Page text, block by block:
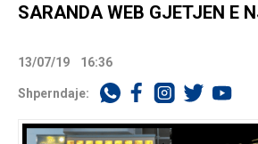
SARANDA WEB GJETJEN E
13/07/19 16:36
Shperndaje: